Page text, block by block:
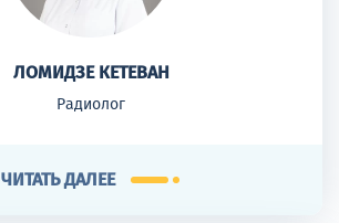
ЛОМИДЗЕ КЕТЕВАН
Радиолог
ЧИТАТЬ ДАЛЕЕ